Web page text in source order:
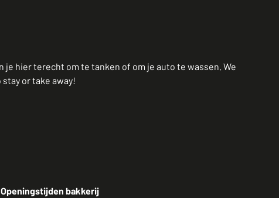
je hier terecht om te tanken of om je auto te wassen. We
or take away!
Openingstijden bakkerij